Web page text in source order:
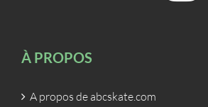
À PROPOS
A propos de abcskate.com